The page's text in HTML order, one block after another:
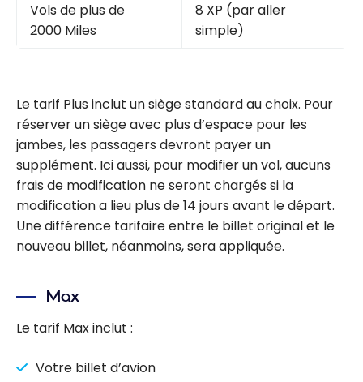
Vols de plus de
2000 Miles
8 XP (par aller
simple)
Le tarif Plus inclut un siège standard au choix. Pour
réserver un siège avec plus d’espace pour les
jambes, les passagers devront payer un
supplément. Ici aussi, pour modifier un vol, aucuns
frais de modification ne seront chargés si la
modification a lieu plus de 14 jours avant le départ.
Une différence tarifaire entre le billet original et le
nouveau billet, néanmoins, sera appliquée.
Max
Le tarif Max inclut :
Votre billet d’avion